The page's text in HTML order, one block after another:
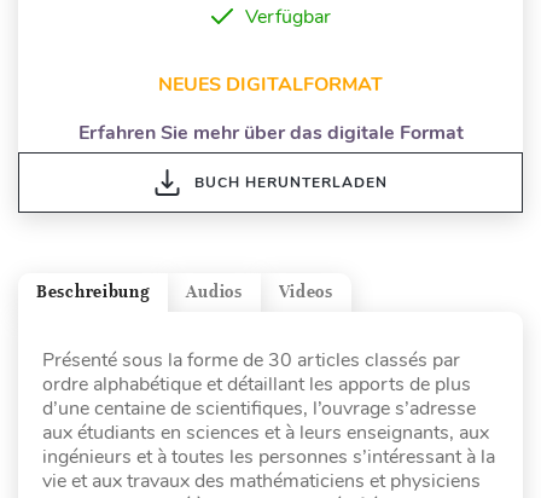
Verfügbar
NEUES DIGITALFORMAT
Erfahren Sie mehr über das digitale Format
BUCH HERUNTERLADEN
Videos
Audios
Beschreibung
Présenté sous la forme de 30 articles classés par
ordre alphabétique et détaillant les apports de plus
d’une centaine de scientifiques, l’ouvrage s’adresse
aux étudiants en sciences et à leurs enseignants, aux
ingénieurs et à toutes les personnes s’intéressant à la
vie et aux travaux des mathématiciens et physiciens